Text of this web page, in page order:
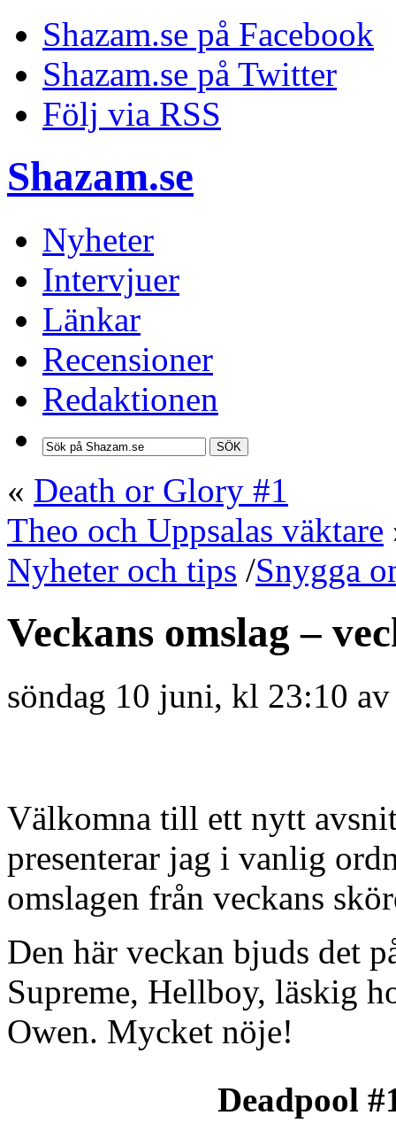
Shazam.se på Facebook
Shazam.se på Twitter
Följ via RSS
Shazam.se
Nyheter
Intervjuer
Länkar
Recensioner
Redaktionen
SÖK
« Death or Glory #1
Theo och Uppsalas väktare
Nyheter och tips /Snygga
Veckans omslag –
söndag 10 juni, kl 23:10 av
Välkomna till ett nytt
presenterar jag i vanlig
omslagen från veckans
Den här veckan bjuds det
Supreme, Hellboy, läskig
Owen. Mycket nöje!
Deadpool